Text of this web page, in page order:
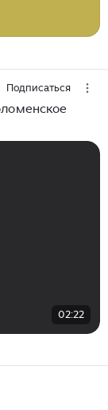
Подписаться
02:22